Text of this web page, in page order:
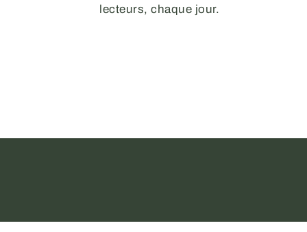
lecteurs, chaque jour.